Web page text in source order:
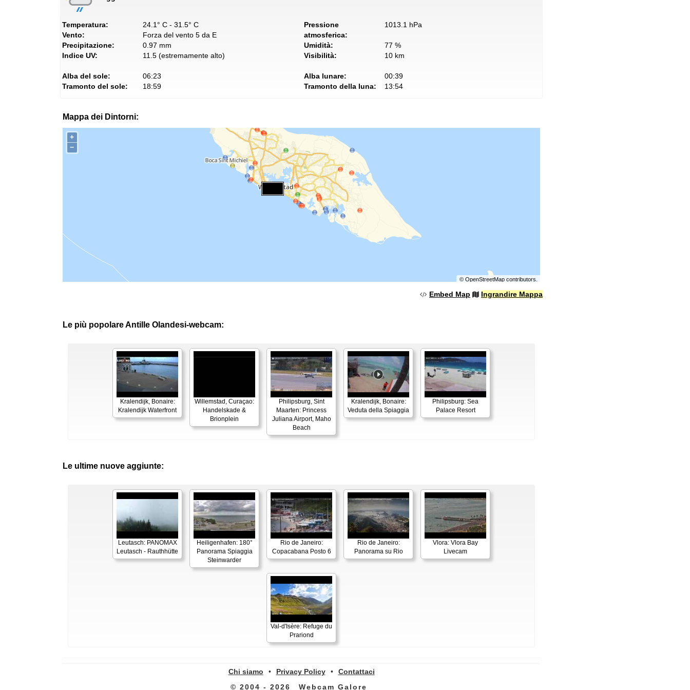
Temperatura:
24.1° C - 31.5° C
Vento:
Forza del vento 5 da E
Precipitazione:
0.97 mm
Indice UV:
11.5 (estremamente alto)
Pressione
atmosferica:
1013.1 hPa
Umidità:
77 %
Visibilità:
10 km
Alba del sole:
06:23
Tramonto del sole:
18:59
Alba lunare:
00:39
Tramonto della luna:
13:54
Mappa dei Dintorni:
+
−
© OpenStreetMapcontributors.
Embed Map Ingrandire Mappa
Le più popolare Antille Olandesi-webcam:
Kralendijk, Bonaire:
Kralendijk Waterfront
Willemstad, Curaçao:
Handelskade &
Brionplein
Philipsburg, Sint
Maarten: Princess
Juliana Airport, Maho
Beach
Kralendijk, Bonaire:
Veduta della Spiaggia
Philipsburg: Sea
Palace Resort
Le ultime nuove aggiunte:
Leutasch: PANOMAX
Leutasch - Rauthhütte
Heiligenhafen: 180°
Panorama Spiaggia
Steinwarder
Rio de Janeiro:
Copacabana Posto 6
Rio de Janeiro:
Panorama su Rio
Vlora: Vlora Bay
Livecam
Val-d'Isère: Refuge du
Prariond
Chi siamo • Privacy Policy •
Contattaci
© 2004 - 2026
Webcam Galore